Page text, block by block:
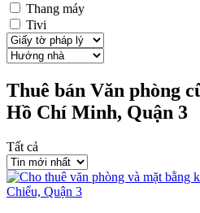
Thang máy
Tivi
Thuê bán Văn phòng
Hồ Chí Minh, Quận 3
Tất cả